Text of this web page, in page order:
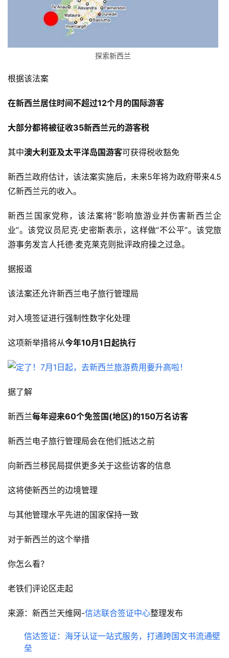
探索新西兰
根据该法案
在新西兰居住时间不超过12个月的国际游客
大部分都将被征收35新西兰元的游客税
其中澳大利亚及太平洋岛国游客可获得税收豁免
新西兰政府估计，该法案实施后，未来5年将为政府带来4.5
亿新西兰元的收入。
新西兰国家党称，该法案将“影响旅游业并伤害新西兰企
业”。该党议员尼克·史密斯表示，这样做“不公平”。该党旅
游事务发言人托德·麦克莱克则批评政府操之过急。
据报道
该法案还允许新西兰电子旅行管理局
对入境签证进行强制性数字化处理
这项新举措将从今年10月1日起执行
据了解
新西兰每年迎来60个免签国(地区)的150万名访客
新西兰电子旅行管理局会在他们抵达之前
向新西兰移民局提供更多关于这些访客的信息
这将使新西兰的边境管理
与其他管理水平先进的国家保持一致
对于新西兰的这个举措
你怎么看？
老铁们评论区走起
来源：新西兰天维网-信达联合签证中心整理发布
信达签证：海牙认证一站式服务，打通跨国文书流通壁
垒